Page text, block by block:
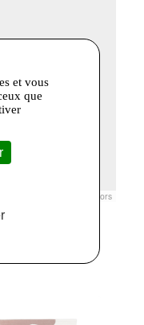
contributors
et vous
que